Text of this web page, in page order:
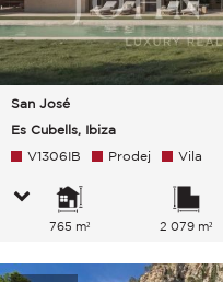
San José
Es Cubells, Ibiza
V1306IB Prodej Vila
765 m² 2 079 m²